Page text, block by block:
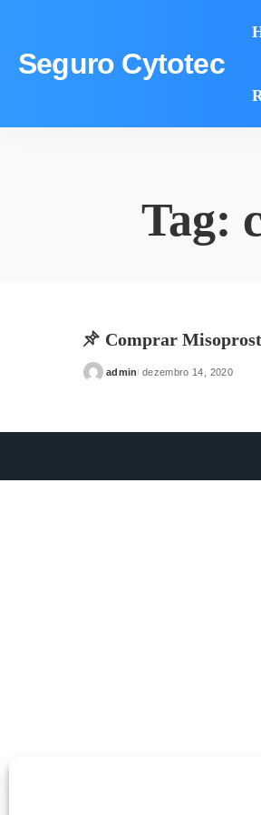
Seguro Cytotec
Tag:
Comprar
Posted
admin dezembro 14, 2020